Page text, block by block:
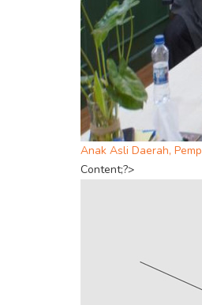
Anak Asli Daerah,
Content;?>